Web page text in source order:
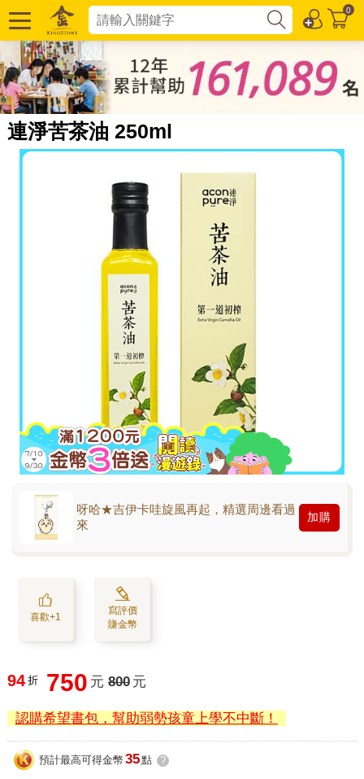
0
連淨苦茶油 250ml
呀哈★吉伊卡哇旋風再起，精選周邊看過
來
加購
喜歡+1
寫評價
賺金幣
94 折 750 元 800 元
認購希望書包，幫助弱勢孩童上學不中斷！
預計最高可得金幣 35點 ?